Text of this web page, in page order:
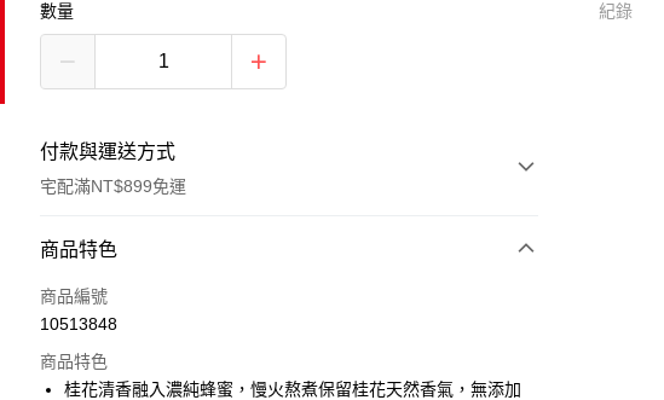
數量
付款與運送方式
宅配滿NT$899免運
付款方式
信用卡一次付款
Apple Pay
商品特色
商品編號
10513848
商品特色
桂花清香融入濃純蜂蜜，慢火熬煮保留桂花天然香氣，無添加
紀錄